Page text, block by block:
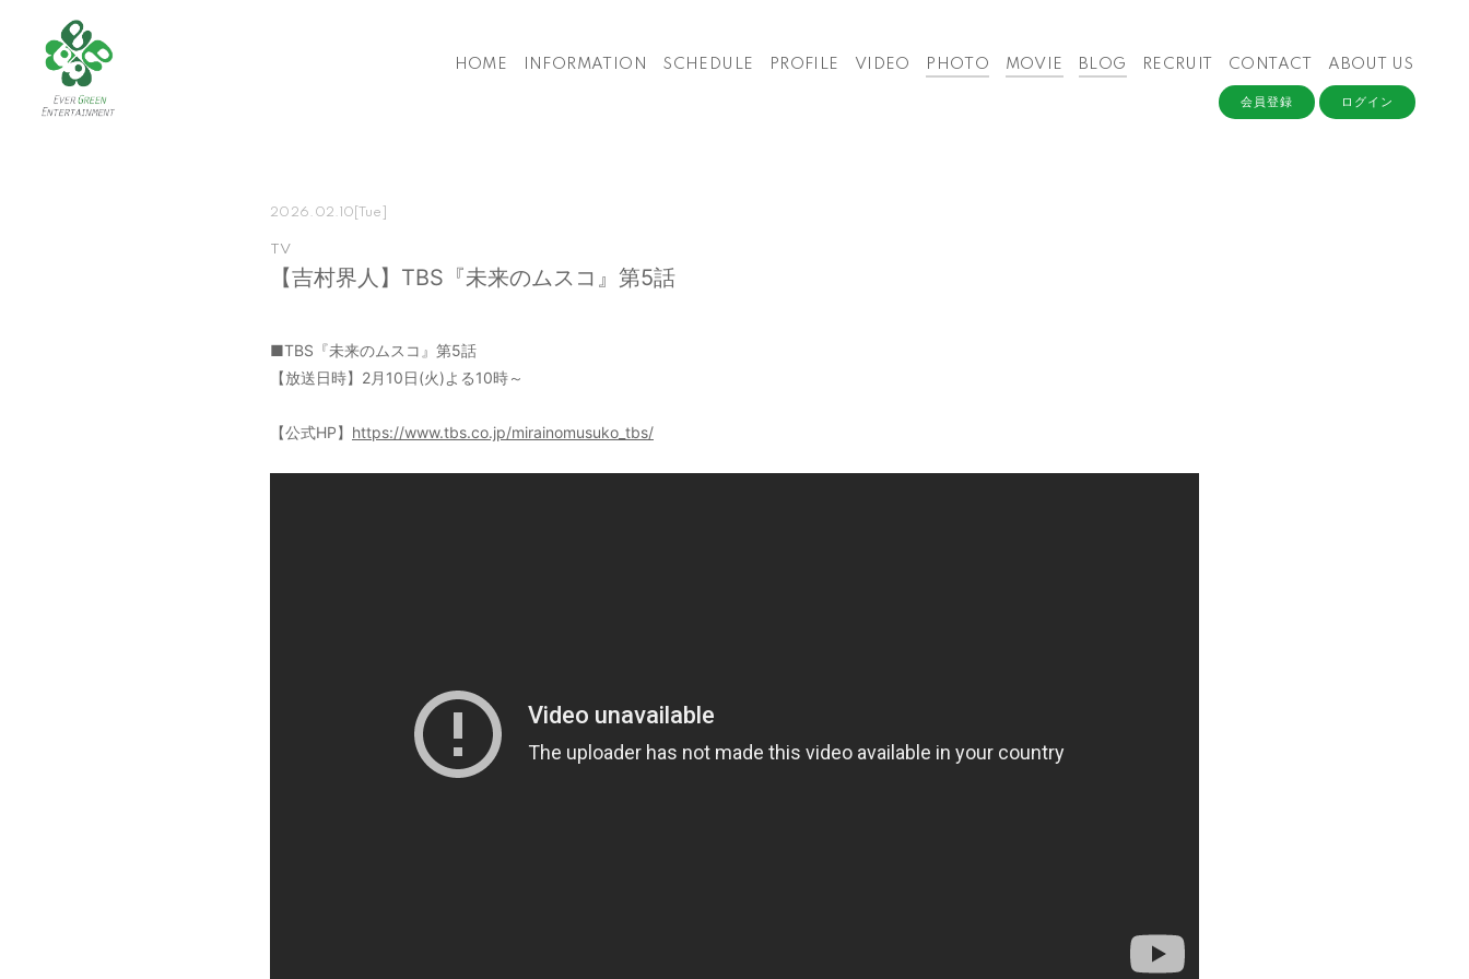
HOME INFORMATION SCHEDULE PROFILE VIDEO PHOTO MOVIE BLOG RECRUIT CONTACT ABOUT US
会員登録 ログイン
2026.02.10 [Tue]
TV
【吉村界人】TBS『未来のムスコ』第5話
■TBS『未来のムスコ』第5話
【放送日時】2月10日(火)よる10時～
【公式HP】 https://www.tbs.co.jp/mirainomusuko_tbs/